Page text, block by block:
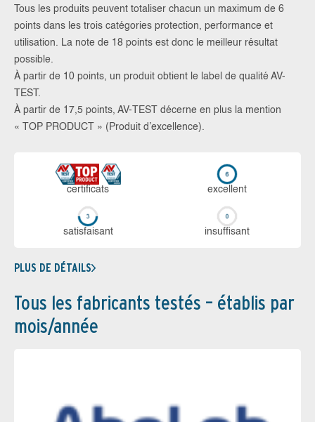
Tous les produits peuvent totaliser chacun un maximum de 6
points dans les trois catégories protection, performance et
utilisation. La note de 18 points est donc le meilleur résultat
possible.
À partir de 10 points, un produit obtient le label de qualité AV-
TEST.
À partir de 17,5 points, AV-TEST décerne en plus la mention
« TOP PRODUCT » (Produit d’excellence).
certi­ficats ex­cellent
sa­tis­fai­sant in­suf­fi­sant
PLUS DE DÉTAILS
Tous les fabricants testés – établis par
mois/année